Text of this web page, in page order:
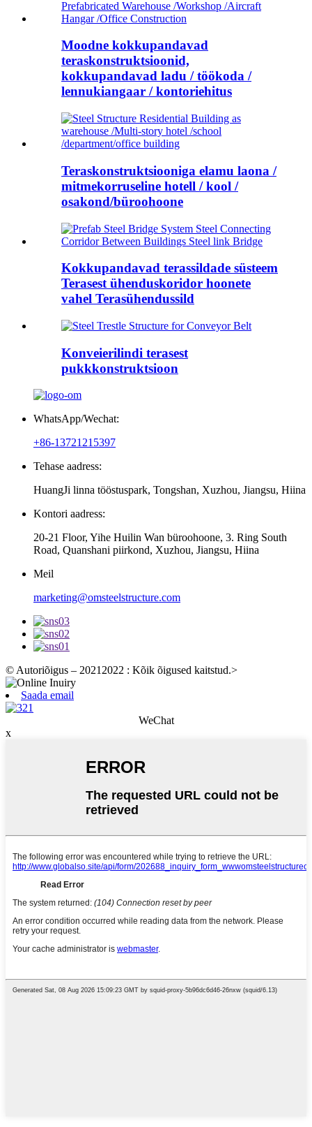
Moodne kokkupandavad
teraskonstruktsioonid,
kokkupandavad ladu / töökoda /
lennukiangaar / kontoriehitus
Teraskonstruktsiooniga elamu laona /
mitmekorruseline hotell / kool /
osakond/büroohoone
Kokkupandavad terassildade süsteem
Terasest ühenduskoridor hoonete
vahel Terasühendussild
Konveierilindi terasest
pukkkonstruktsioon
WhatsApp/Wechat:
+86-13721215397
Tehase aadress:
HuangJi linna tööstuspark, Tongshan, Xuzhou, Jiangsu, Hiina
Kontori aadress:
20-21 Floor, Yihe Huilin Wan büroohoone, 3. Ring South
Road, Quanshani piirkond, Xuzhou, Jiangsu, Hiina
Meil
marketing@omsteelstructure.com
© Autoriõigus – 20212022 : Kõik õigused kaitstud.>
Saada email
WeChat
x